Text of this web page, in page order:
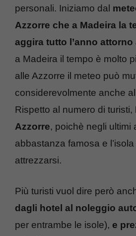
personali. Iniziamo dal
Azzorre che a Madeira la
aggira tutto l’anno attorno
a Madeira il tempo è molto
alle Azzorre il meteo può
considerevolmente anche
Rispetto al numero di turisti,
Azzorre, poichè negli ultimi
abbastanza famosa e
attrezzarsi.
Più turisti vuol dire però
dagli hotel al noleggio
per entrambe le isole), e